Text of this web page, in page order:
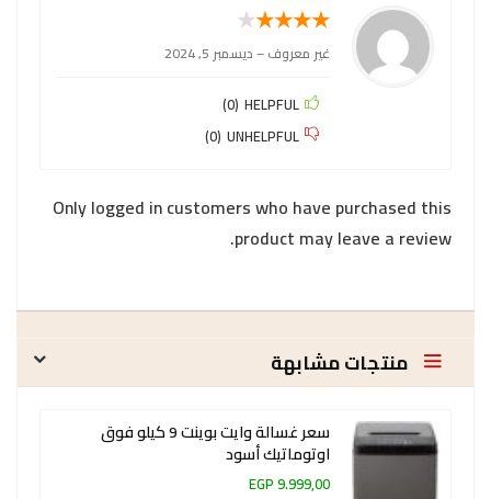
★
★
★
★
★
غير معروف–ديسمبر 5, 2024
HELPFUL
(
0
)
UNHELPFUL
(
0
)
Only logged in customers who have purchased this
product may leave a review.
منتجات مشابهة
سعر غسالة وايت بوينت 9 كيلو فوق
اوتوماتيك أسود
9.999,00 EGP